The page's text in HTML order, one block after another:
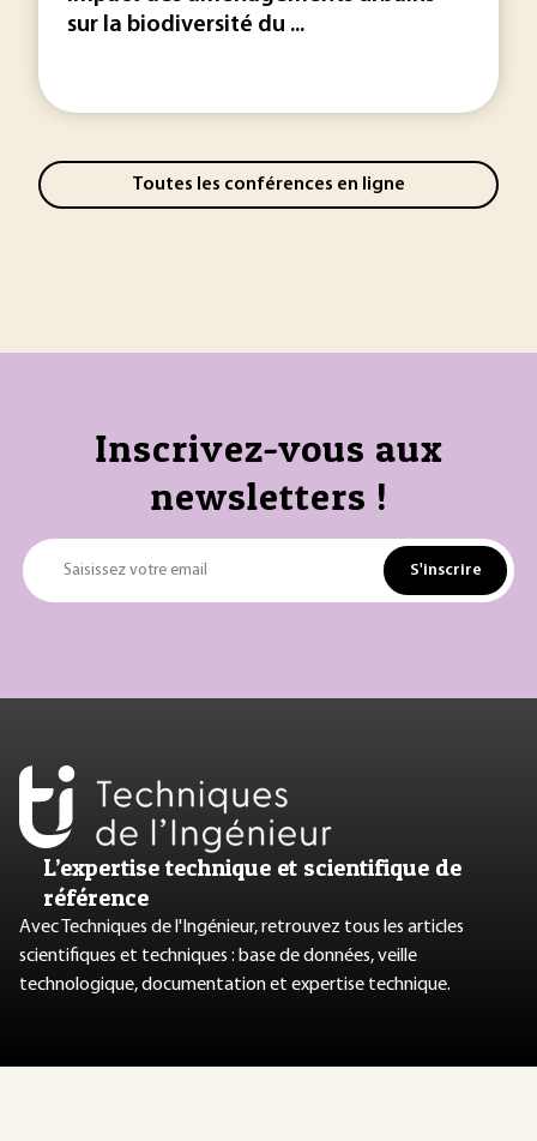
sur la biodiversité du ...
Toutes les conférences en ligne
Inscrivez-vous aux
newsletters !
Saisissez votre email S'inscrire
L’expertise technique et scientifique de
référence
Avec Techniques de l'Ingénieur, retrouvez tous les articles
scientifiques et techniques : base de données, veille
technologique, documentation et expertise technique.